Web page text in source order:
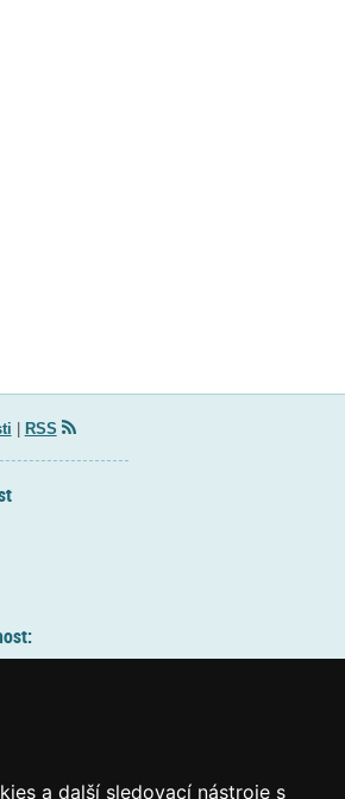
a další sledovací nástroje s
RSS